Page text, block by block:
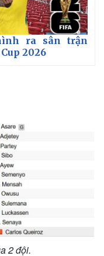
Xe máy
ra sân trận